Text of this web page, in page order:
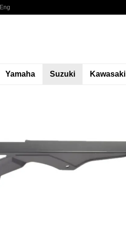
Eng
Yamaha Suzuki Kawasaki